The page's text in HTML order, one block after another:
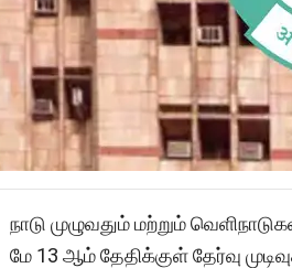
நாடு முழுவதும் மற்றும்
மே 13 ஆம் தேதிக்குள் தேர்வு